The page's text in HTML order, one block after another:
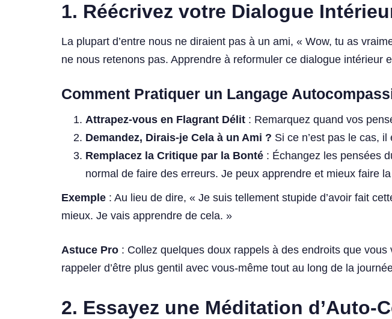
1. Réécrivez votre Dialogue
La plupart d’entre nous ne diraient pas à un ami, « Wow, tu as
ne nous retenons pas. Apprendre à reformuler ce dialogue intérieur
Comment Pratiquer un Langage
Attrapez-vous en Flagrant Délit : Remarquez quand vos
Demandez, Dirais-je Cela à un Ami ? Si ce n’est pas le cas,
Remplacez la Critique par la Bonté : Échangez les pensées
normal de faire des erreurs. Je peux apprendre et mieux faire
Exemple : Au lieu de dire, « Je suis tellement stupide d’avoir fait
mieux. Je vais apprendre de cela. »
Astuce Pro : Collez quelques doux rappels à des endroits que
rappeler d’être plus gentil avec vous-même tout au long de la
2. Essayez une Méditation d’Auto-